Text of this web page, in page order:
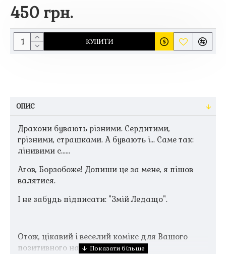
450 грн.
КУПИТИ
ОПИС
Дракони бувають різними. Сердитими,
грізними, страшками. А бувають і... Саме так:
лінивими c......
Агов, Борзобоже! Допиши це за мене, я пішов
валятися.
І не забудь підписати: "Змій Ледащо".
Отож, цікавий і веселий комікс для Вашого
позитивного настрою)